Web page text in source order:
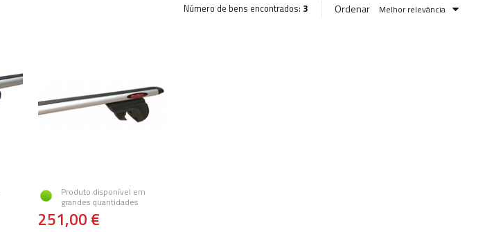
Número de bens encontrados: 3 Ordenar Melhor relevância
Produto disponível em
grandes quantidades
251,00 €